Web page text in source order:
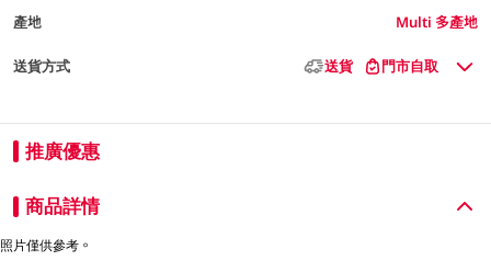
產地 Multi 多產地
送貨方式 送貨 門市自取
推廣優惠
商品詳情
照片僅供參考。